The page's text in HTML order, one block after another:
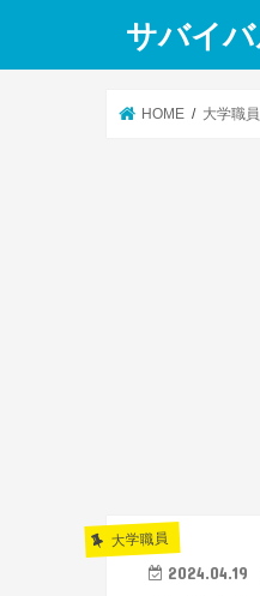
サバイ
HOME 大学職員
大学職員
2024.04.19